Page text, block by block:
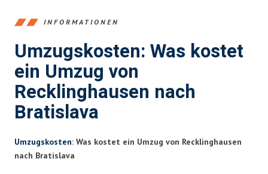
INFORMATIONEN
Umzugskosten: Was kostet
ein Umzug von
Recklinghausen nach
Bratislava
Umzugskosten: Was kostet ein Umzug von Recklinghausen
nach Bratislava